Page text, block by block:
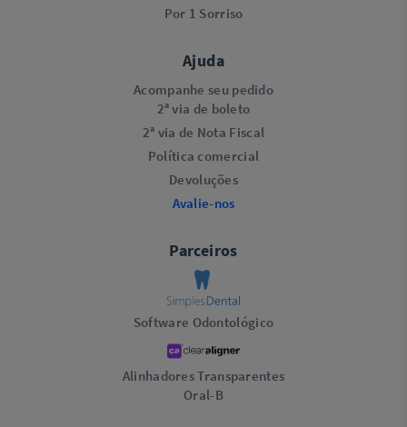
Por 1 Sorriso
Ajuda
Acompanhe seu pedido
2ª via de boleto
2ª via de Nota Fiscal
Política comercial
Devoluções
Avalie-nos
Parceiros
Software Odontológico
Alinhadores Transparentes
Oral-B